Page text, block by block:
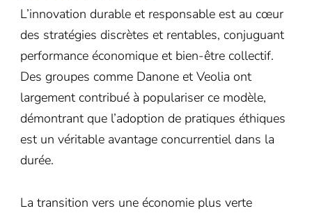
L’innovation durable et responsable est au cœur
des stratégies discrètes et rentables, conjuguant
performance économique et bien-être collectif.
Des groupes comme Danone et Veolia ont
largement contribué à populariser ce modèle,
démontrant que l’adoption de pratiques éthiques
est un véritable avantage concurrentiel dans la
durée.
La transition vers une économie plus verte